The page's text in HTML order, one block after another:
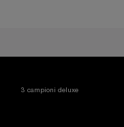
3 campioni deluxe